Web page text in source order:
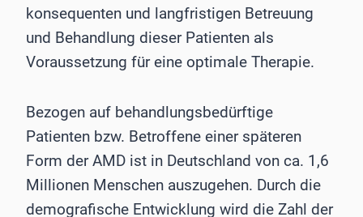
konsequenten und langfristigen Betreuung
und Behandlung dieser Patienten als
Voraussetzung für eine optimale Therapie.
Bezogen auf behandlungsbedürftige
Patienten bzw. Betroffene einer späteren
Form der AMD ist in Deutschland von ca. 1,6
Millionen Menschen auszugehen. Durch die
demografische Entwicklung wird die Zahl der